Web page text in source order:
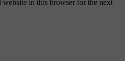
website in this browser for the next